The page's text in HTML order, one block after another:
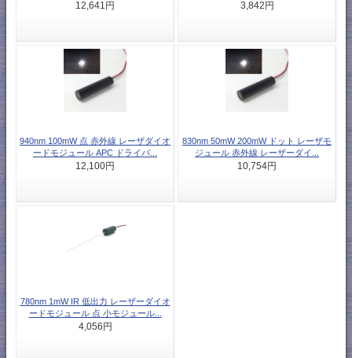
12,641円
3,842円
940nm 100mW 点 赤外線 レーザダイオ
ードモジュール APC ドライバ...
12,100円
830nm 50mW 200mW ドット レーザモ
ジュール 赤外線 レーザーダイ...
10,754円
780nm 1mW IR 低出力 レーザーダイオ
ードモジュール 点 小モジュール...
4,056円